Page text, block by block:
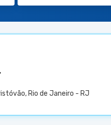
Rio de Janeiro - RJ